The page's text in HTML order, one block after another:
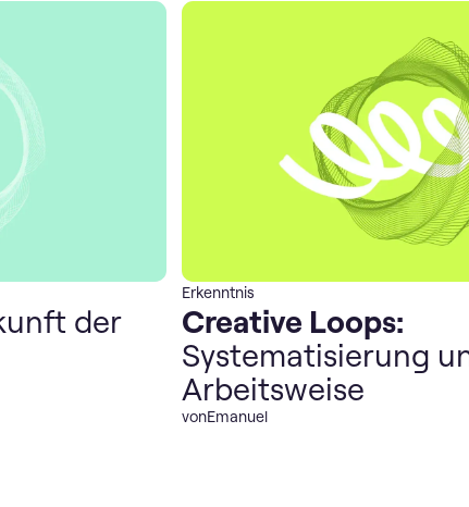
der
Erkenntnis
Creative Loops:
Systematisierung
Arbeitsweise
vonEmanuel